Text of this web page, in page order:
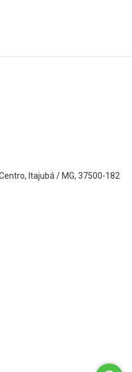
Itajubá / MG, 37500-182